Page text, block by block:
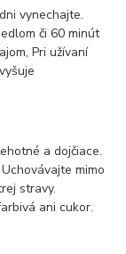
vynechajte.
či 60 minút
Pri užívaní
a dojčiace.
mimo
stravy.
ani cukor.